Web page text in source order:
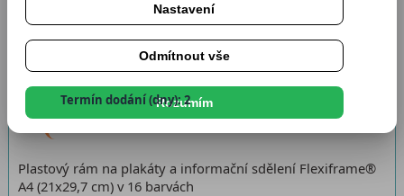
Termín dodání (dny): 2
Dostupnost:Skladem > 5 ks
Plastový rám na plakáty a informační sdělení Flexiframe®
A4 (21x29,7 cm) v 16 barvách
Nastavení
Odmítnout vše
Rozumím